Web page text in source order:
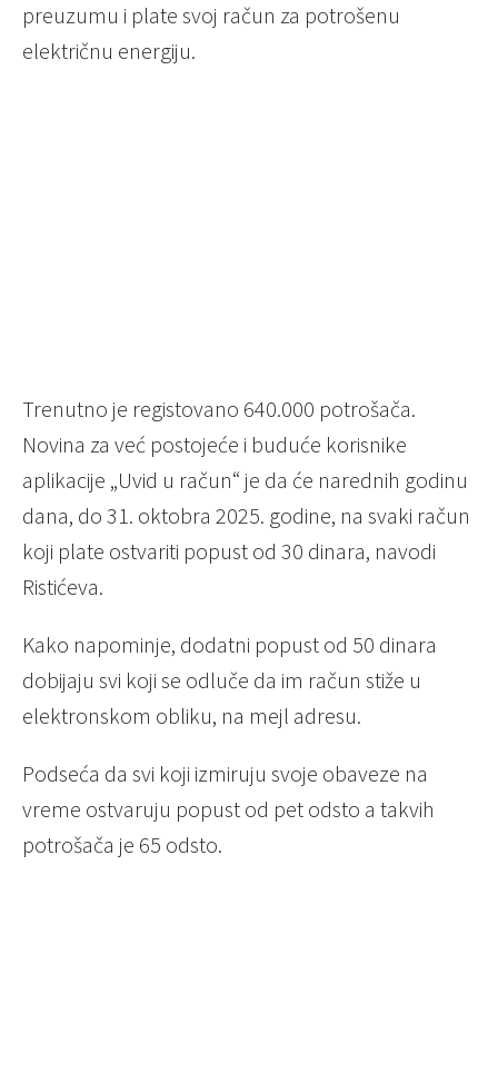
preuzumu i plate svoj račun za potrošenu
električnu energiju.
Trenutno je registovano 640.000 potrošača.
Novina za već postojeće i buduće korisnike
aplikacije „Uvid u račun“ je da će narednih godinu
dana, do 31. oktobra 2025. godine, na svaki račun
koji plate ostvariti popust od 30 dinara, navodi
Ristićeva.
Kako napominje, dodatni popust od 50 dinara
dobijaju svi koji se odluče da im račun stiže u
elektronskom obliku, na mejl adresu.
Podseća da svi koji izmiruju svoje obaveze na
vreme ostvaruju popust od pet odsto a takvih
potrošača je 65 odsto.